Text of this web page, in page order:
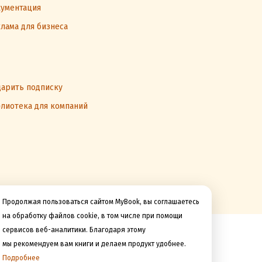
Продолжая пользоваться сайтом MyBook, вы соглашаетесь
на обработку файлов cookie, в том числе при помощи
сервисов веб-аналитики. Благодаря этому
мы рекомендуем вам книги и делаем продукт удобнее.
Подробнее
для бизнеса
подписку
для компаний